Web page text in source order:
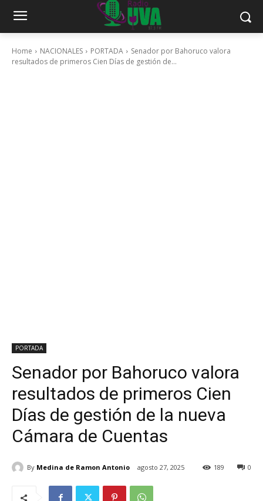
Home NACIONALES PORTADA
Senador por Bahoruco valora
resultados de primeros Cien Días de gestión de...
PORTADA
Senador por Bahoruco valora
resultados de primeros Cien
Días de gestión de la nueva
Cámara de Cuentas
By Medina de Ramon Antonio agosto 27, 2025 0
189